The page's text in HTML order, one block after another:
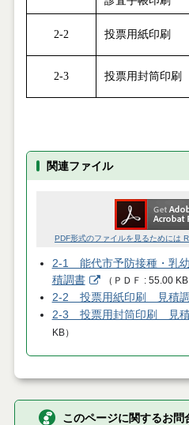
2-2 投票用紙印刷
2-3 投票用封筒印刷
関連ファイル
PDF形式のファイルを見るためには
2-1 能代市予防接種・乳
積調書
（ ＰＤＦ 55.00 KB
2-2 投票用紙印刷 見積
2-3 投票用封筒印刷 見
KB）
このページに関するお問